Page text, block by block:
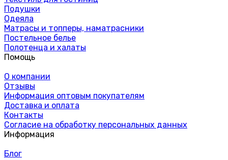
Подушки
Одеяла
Матрасы и топперы, наматрасники
Постельное белье
Полотенца и халаты
Помощь
О компании
Отзывы
Информация оптовым покупателям
Доставка и оплата
Контакты
Согласие на обработку персональных данных
Информация
Блог